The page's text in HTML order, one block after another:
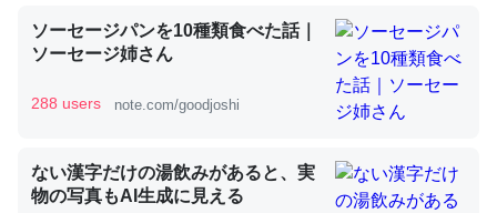
論文では「淡水はカルシウムも酸素も不足してて両方に不
いる鋏角類（カブトガニ・ウミグモ）はカルシウムを使わ
ずキチンを強化してる筈だが、酵素が違うのか？
ソーセージパンを10種類食べた話｜
ソーセージ姉さん
288 users note.com/goodjoshi
ない漢字だけの湯飲みがあると、実
物の写真もAI生成に見える